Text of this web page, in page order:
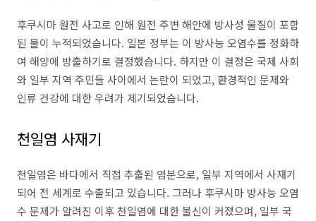
후쿠시마 원전 사고로 인해 원전 주변 해안에 방사성 물질이 포함
된 물이 누적되었습니다. 일본 정부는 이 방사능 오염수를 정화하
여 해양에 방출하기로 결정했습니다. 하지만 이 결정은 국제 사회
와 일부 지역 주민들 사이에서 논란이 되었고, 환경적인 문제와
인류 건강에 대한 우려가 제기되었습니다.
천일염 사재기
천일염은 바다에서 직접 추출된 염분으로, 일부 지역에서 사재기
되어 전 세계로 수출되고 있습니다. 그러나 후쿠시마 방사능 오염
수 문제가 알려진 이후 천일염에 대한 불신이 커졌으며, 일부 국